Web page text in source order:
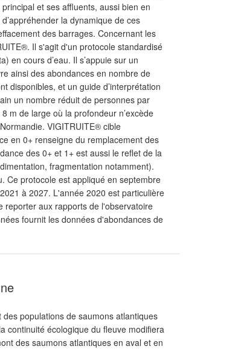
et ses affluents, aussi bien en
la dynamique de ces
des barrages. Concernant les
Il s'agit d'un protocole standardisé
en cours d’eau. Il s’appuie sur un
ainsi des abondances en nombre de
disponibles, et un guide d’interprétation
un nombre réduit de personnes par
m de large où la profondeur n’excède
VIGITRUITE® cible
en 0+ renseigne du remplacement des
des 0+ et 1+ est aussi le reflet de la
fragmentation notamment).
Ce protocole est appliqué en septembre
à 2027. L'année 2020 est particulière
reporter aux rapports de l'observatoire
fournit les données d'abondances de
populations de saumons atlantiques
continuité écologique du fleuve modifiera
des saumons atlantiques en aval et en